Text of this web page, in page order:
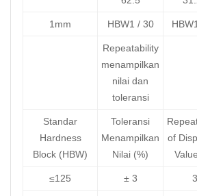
1mm HBW1 / 30
Repeatability
menampilkan
nilai dan
toleransi
Standar
Hardness
Block (HBW)
Toleransi
Menampilkan
Nilai (%)
of
≤125 ± 3 3